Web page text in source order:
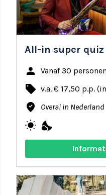
All-in super quiz
person Vanaf 30 personen
local_offer v.a. € 17,50 p.p.
where_to_vote Overal in Nederland
wb_sunny nights_stay